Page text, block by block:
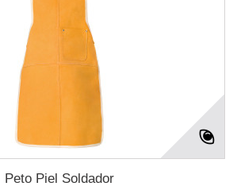
Peto Piel Soldador